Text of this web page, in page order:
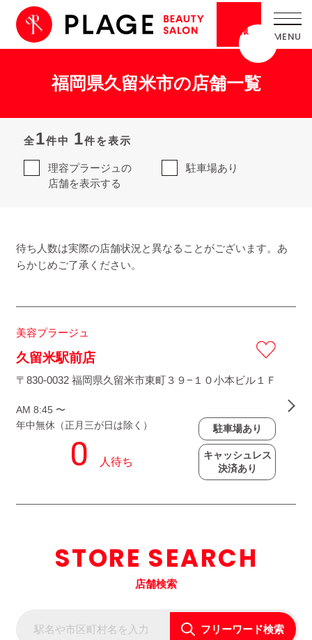
情報
福岡県久留米市の店舗一覧
全1件中 1件を表示
理容プラージュの
店舗を表示する
駐車場あり
待ち人数は実際の店舗状況と異なることがございます。あ
らかじめご了承ください。
美容プラージュ
久留米駅前店
〒830-0032 福岡県久留米市東町３９−１０小本ビル１Ｆ
AM 8:45 〜
年中無休（正月三が日は除く）
駐車場あり
キャッシュレス
決済あり
STORE SEARCH
店舗検索
フリーワード検索